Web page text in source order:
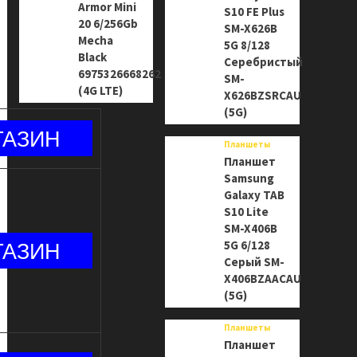
Armor Mini
20 6/256Gb
Mecha
Black
6975326668262
(4G LTE)
S10 FE Plus
SM-X626B
5G 8/128
Серебристый
SM-
X626BZSRCAU
(5G)
Планшеты
Планшет
Samsung
Galaxy TAB
S10 Lite
SM-X406B
5G 6/128
Серый SM-
X406BZAACAU
(5G)
Планшеты
Планшет